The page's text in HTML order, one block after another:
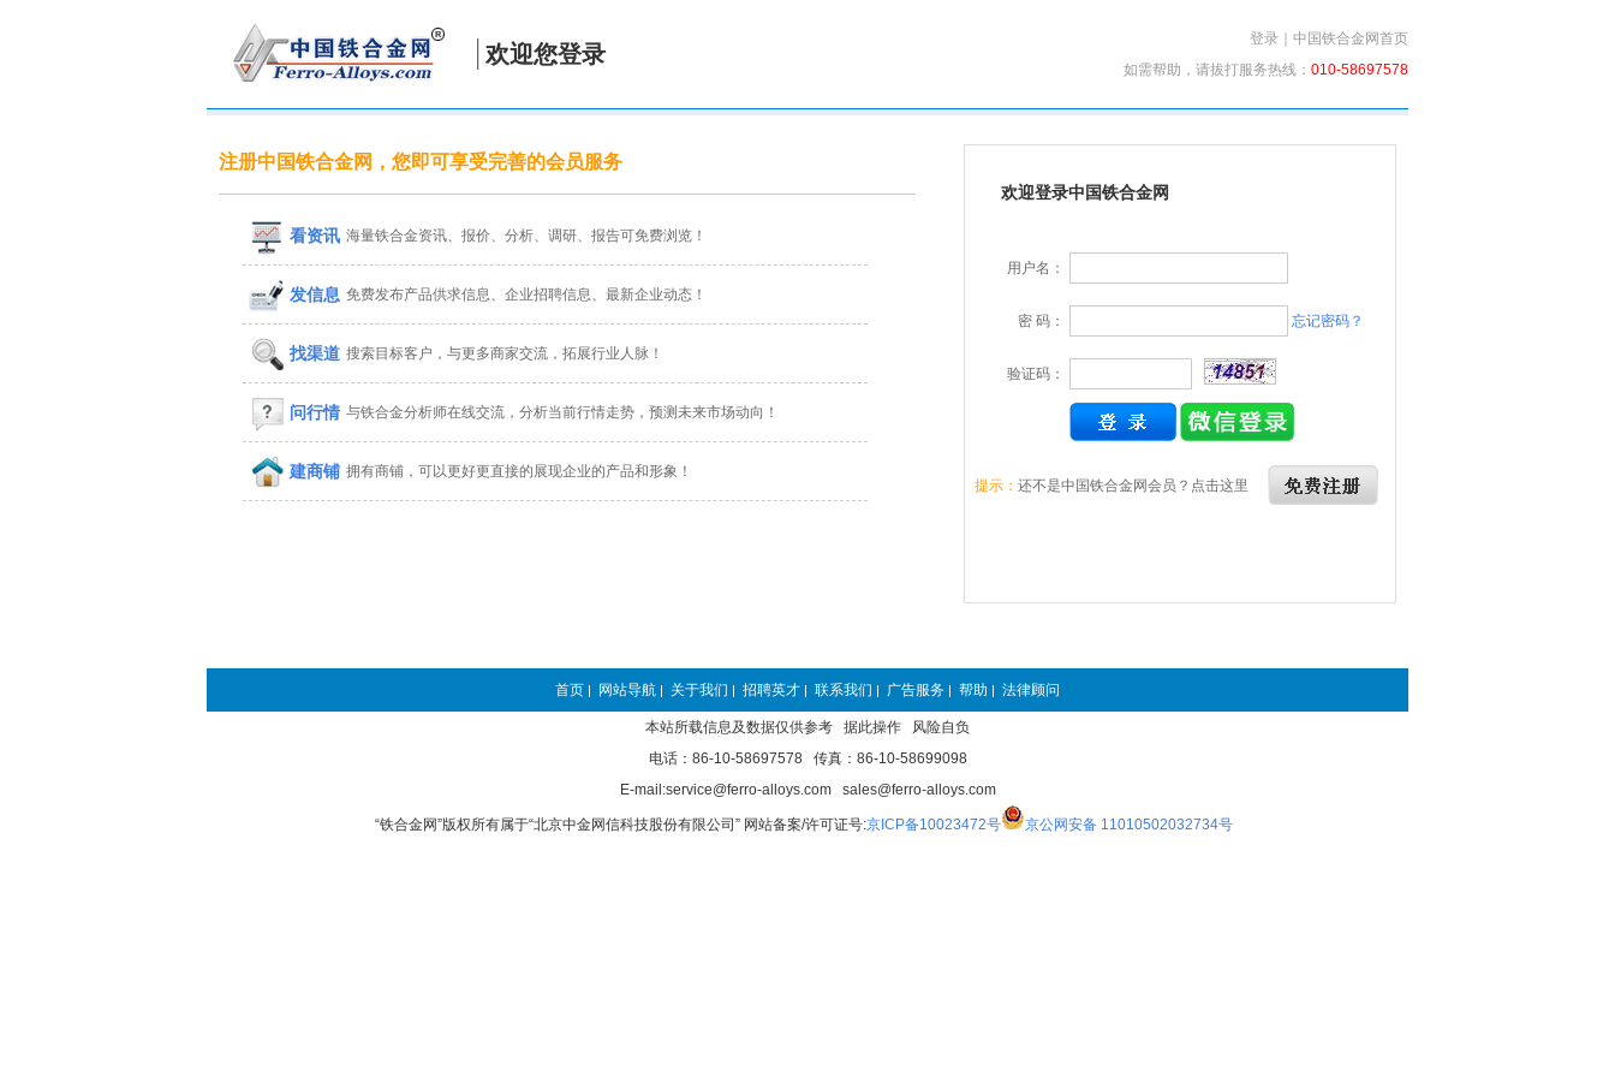
欢迎您登录
登录
中国铁合金网首页
如需帮助，请拔打服务热线： 010-58697578
注册中国铁合金网，您即可享受完善的会员服务
看资讯 海量铁合金资讯、报价、分析、调研、报告可免费浏览！
发信息 免费发布产品供求信息、企业招聘信息、最新企业动态！
找渠道 搜索目标客户，与更多商家交流，拓展行业人脉！
问行情 与铁合金分析师在线交流，分析当前行情走势，预测未来市场动向！
建商铺 拥有商铺，可以更好更直接的展现企业的产品和形象！
欢迎登录中国铁合金网
用户名：
密 码： 忘记密码？
验证码：
提示： 还不是中国铁合金网会员？点击这里
首页 | 网站导航 | 关于我们 | 招聘英才 | 联系我们 | 广告服务 | 帮助 | 法律顾问
本站所载信息及数据仅供参考 据此操作 风险自负
电话：86-10-58697578 传真：86-10-58699098
E-mail:service@ferro-alloys.com sales@ferro-alloys.com
“铁合金网”版权所有属于“北京中金网信科技股份有限公司” 网站备案/许可证号:京ICP备10023472号 京公网安备 11010502032734号